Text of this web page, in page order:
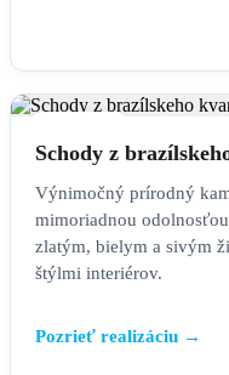
Schody z
Výnimočný prírodný
mimoriadnou
zlatým, bielym a sivým
štýlmi interiérov.
Pozrieť realizáciu →